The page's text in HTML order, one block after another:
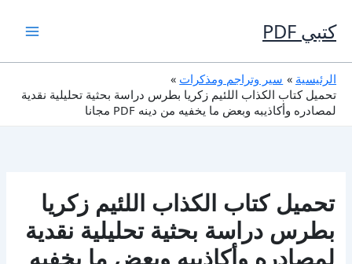
إلى
المحتوى
كتبي PDF
الرئيسية
سير وتراجم ومذكرات
تحميل كتاب الكذاب اللئيم زكريا بطرس دراسة بحثية تحليلية نقدية
لمصادره وأكاذيبه وبعض ما يخفيه من دينه PDF مجانا
تحميل كتاب الكذاب اللئيم زكريا
بطرس دراسة بحثية تحليلية نقدية